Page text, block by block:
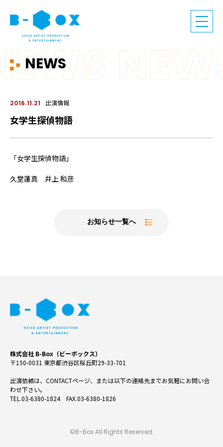
NEWS
2016.11.21 出演情報
女学生探偵物語
「女学生探偵物語」
久堂蓮真 井上 和彦
お知らせ一覧へ
株式会社 B-Box（ビーボックス）
〒150-0031 東京都渋谷区桜丘町29-33-701
出演依頼は、CONTACTページ、または以下の連絡先までお気軽にお問い合
わせ下さい。
TEL.03-6380-1824 FAX.03-6380-1826
©B-Box All Rights Reserved.